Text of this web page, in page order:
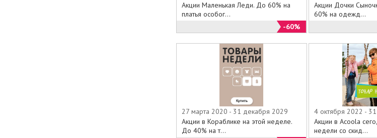
Акции Маленькая Леди. До 60% на
платья особог...
-60%
Акции Дочки
60% на одежд...
27 марта 2020 - 31 декабря 2029
Акции в Кораблике на этой неделе.
До 40% на т...
4 октября 2022 -
Акции в Acoola
недели со скид...